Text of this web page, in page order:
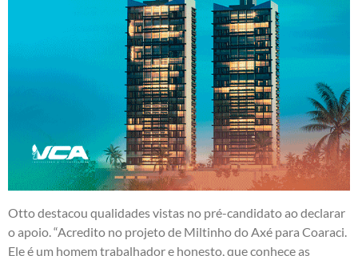
Otto destacou qualidades vistas no pré-candidato ao declarar
o apoio. “Acredito no projeto de Miltinho do Axé para Coaraci.
Ele é um homem trabalhador e honesto, que conhece as